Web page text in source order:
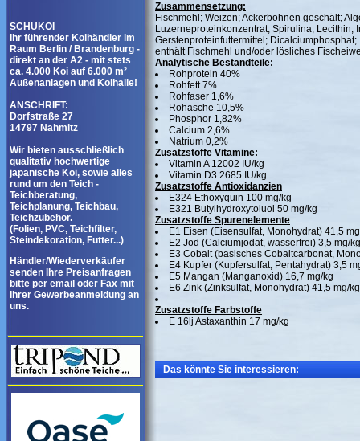
SCHUKOI
Ihr führender Koihändler im
Raum Berlin / Brandenburg -
direkt an der A2 - mit stets
ca. 4.000 Koi auf 6.000 m²
Außenanlagen und Koihalle!
ANSCHRIFT:
Dorfstraße 27
14797 Nahmitz
Wir bieten ausschließlich
qualitativ hochwertige
japanische Koi, sowie alles
rund um den Teich -
Teichberatung,
Teichplanung, Teichbau,
Teichzubehör.
(Folien, PVC, Teichfilter,
Steindekoration, Futter...)
Händler/Wiederverkäufer
senden Ihre Preisanfragen
bitte per email oder Fax mit
Ihrer Gewerbeanmeldung an
uns.
Zusammensetzung:
Fischmehl; Weizen; Ackerbohnen geschält;
Luzerneproteinkonzentrat; Spirulina;
Gerstenproteinfuttermittel;
enthält Fischmehl und/oder lösliches
Analytische Bestandteile:
Rohprotein 40%
Rohfett 7%
Rohfaser 1,6%
Rohasche 10,5%
Phosphor 1,82%
Calcium 2,6%
Natrium 0,2%
Zusatzstoffe Vitamine:
Vitamin A 12002 IU/kg
Vitamin D3 2685 IU/kg
Zusatzstoffe Antioxidanzien
E324 Ethoxyquin 100 mg/kg
E321 Butylhydroxytoluol 50 mg/kg
Zusatzstoffe Spurenelemente
E1 Eisen (Eisensulfat, Monohydrat) 41,5
E2 Jod (Calciumjodat, wasserfrei) 3,5 mg/kg
E3 Cobalt (basisches Cobaltcarbonat,
E4 Kupfer (Kupfersulfat, Pentahydrat) 3,5
E5 Mangan (Manganoxid) 16,7 mg/kg
E6 Zink (Zinksulfat, Monohydrat) 41,5 mg/kg
Zusatzstoffe Farbstoffe
E 16lj Astaxanthin 17 mg/kg
Das könnte Sie interessieren: